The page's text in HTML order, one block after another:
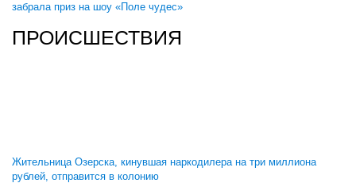
забрала приз на шоу «Поле чудес»
ПРОИСШЕСТВИЯ
Жительница Озерска, кинувшая наркодилера на три миллиона
рублей, отправится в колонию